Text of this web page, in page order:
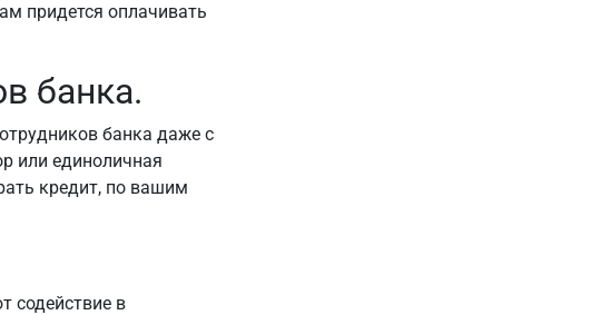
придется оплачивать
банка.
банка даже с
или единоличная
кредит, по вашим
содействие в